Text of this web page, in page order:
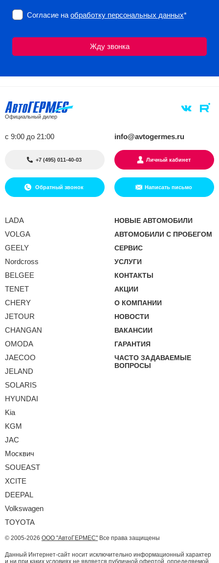
Согласие на обработку персональных данных*
Официальный дилер
с 9:00 до 21:00 info@avtogermes.ru
+7 (495) 011-40-03 Личный кабинет
Обратный звонок Написать письмо
LADA
VOLGA
GEELY
Nordcross
BELGEE
TENET
CHERY
JETOUR
CHANGAN
OMODA
JAECOO
JELAND
SOLARIS
HYUNDAI
Kia
KGM
JAC
Москвич
SOUEAST
XCITE
DEEPAL
Volkswagen
TOYOTA
НОВЫЕ АВТОМОБИЛИ
АВТОМОБИЛИ С ПРОБЕГОМ
СЕРВИС
УСЛУГИ
КОНТАКТЫ
АКЦИИ
О КОМПАНИИ
НОВОСТИ
ВАКАНСИИ
ГАРАНТИЯ
ЧАСТО ЗАДАВАЕМЫЕ
ВОПРОСЫ
© 2005-2026 ООО "АвтоГЕРМЕС" Все права защищены
Данный Интернет-сайт носит исключительно информационный характер
и ни при каких условиях не является публичной офертой, определяемой